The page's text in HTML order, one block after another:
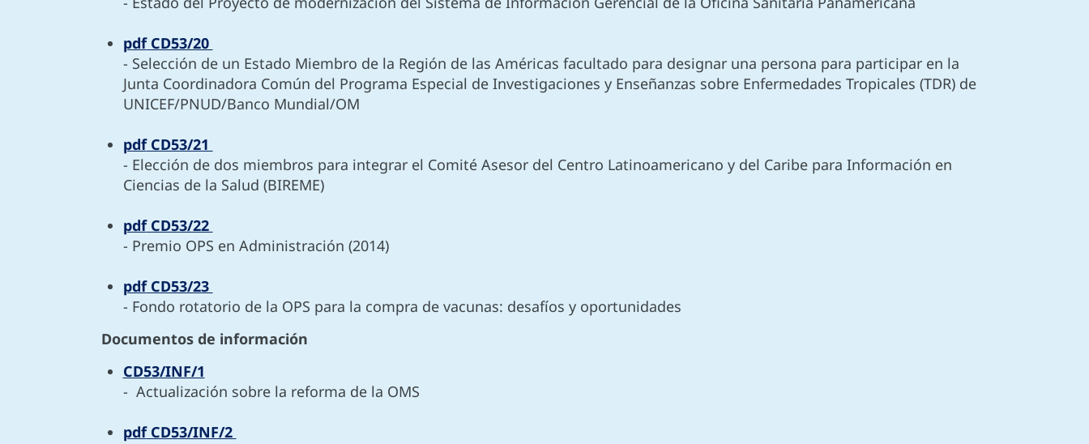
pdfCD53/20
- Selección de un Estado Miembro de la Región de las Américas facultado para designar una persona para participar en la
Junta Coordinadora Común del Programa Especial de Investigaciones y Enseñanzas sobre Enfermedades Tropicales (TDR) de
UNICEF/PNUD/Banco Mundial/OM
pdfCD53/21
- Elección de dos miembros para integrar el Comité Asesor del Centro Latinoamericano y del Caribe para Información en
Ciencias de la Salud (BIREME)
pdfCD53/22
- Premio OPS en Administración (2014)
pdfCD53/23
- Fondo rotatorio de la OPS para la compra de vacunas: desafíos y oportunidades
Documentos de información
CD53/INF/1
- Actualización sobre la reforma de la OMS
pdfCD53/INF/2